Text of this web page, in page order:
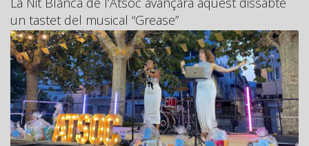
un tastet del musical “Grease”